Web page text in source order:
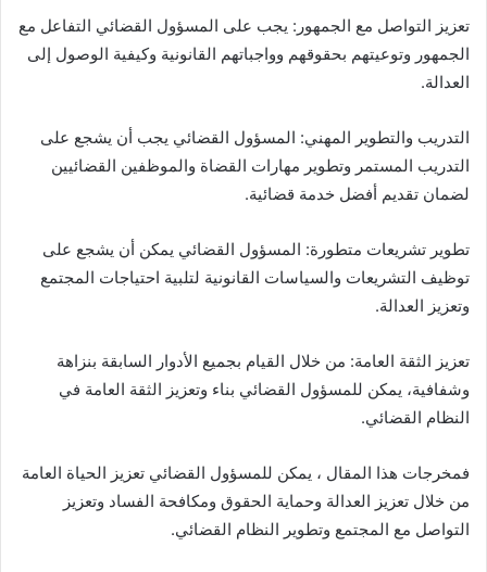
تعزيز التواصل مع الجمهور: يجب على المسؤول القضائي التفاعل مع
الجمهور وتوعيتهم بحقوقهم وواجباتهم القانونية وكيفية الوصول إلى
العدالة.
التدريب والتطوير المهني: المسؤول القضائي يجب أن يشجع على
التدريب المستمر وتطوير مهارات القضاة والموظفين القضائيين
لضمان تقديم أفضل خدمة قضائية.
تطوير تشريعات متطورة: المسؤول القضائي يمكن أن يشجع على
توظيف التشريعات والسياسات القانونية لتلبية احتياجات المجتمع
وتعزيز العدالة.
تعزيز الثقة العامة: من خلال القيام بجميع الأدوار السابقة بنزاهة
وشفافية، يمكن للمسؤول القضائي بناء وتعزيز الثقة العامة في
النظام القضائي.
فمخرجات هذا المقال ، يمكن للمسؤول القضائي تعزيز الحياة العامة
من خلال تعزيز العدالة وحماية الحقوق ومكافحة الفساد وتعزيز
التواصل مع المجتمع وتطوير النظام القضائي.